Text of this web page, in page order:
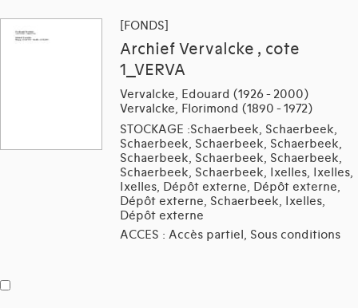
[FONDS]
Archief Vervalcke , cote
1_VERVA
Vervalcke, Edouard (1926 - 2000)
Vervalcke, Florimond (1890 - 1972)
STOCKAGE :Schaerbeek, Schaerbeek,
Schaerbeek, Schaerbeek, Schaerbeek,
Schaerbeek, Schaerbeek, Schaerbeek,
Schaerbeek, Schaerbeek, Ixelles, Ixelles,
Ixelles, Dépôt externe, Dépôt externe,
Dépôt externe, Schaerbeek, Ixelles,
Dépôt externe
ACCES : Accès partiel, Sous conditions